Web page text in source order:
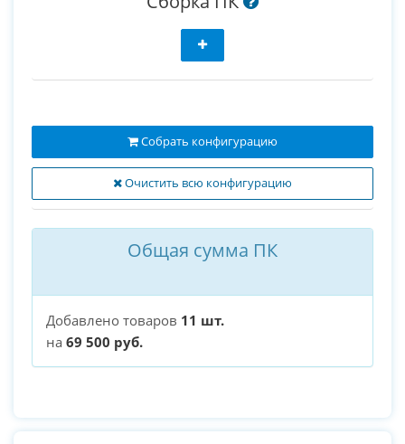
Очистить всю конфигурацию
Собрать конфигурацию
Общая сумма ПК
Добавлено товаров 11 шт.
на 69 500 руб.